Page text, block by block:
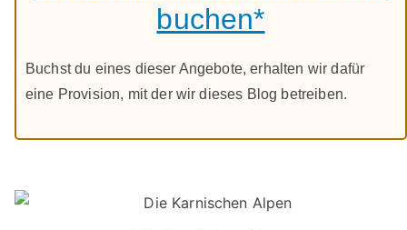
buchen*
Buchst du eines dieser Angebote, erhalten wir dafür
eine Provision, mit der wir dieses Blog betreiben.